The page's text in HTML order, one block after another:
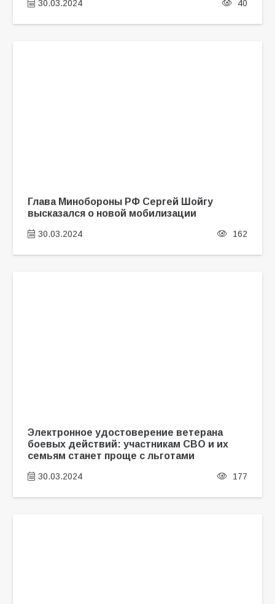
30.03.2024 40
Глава Минобороны РФ Сергей Шойгу
высказался о новой мобилизации
30.03.2024 162
Электронное удостоверение ветерана
боевых действий: участникам СВО и их
семьям станет проще с льготами
30.03.2024 177